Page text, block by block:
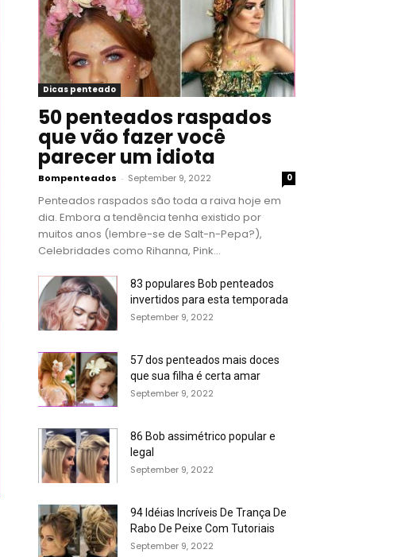
Dicas penteado
50 penteados raspados
que vão fazer você
parecer um idiota
Bompenteados - September 9, 2022 0
Penteados raspados são toda a raiva hoje em
dia. Embora a tendência tenha existido por
muitos anos (lembre-se de Salt-n-Pepa?),
Celebridades como Rihanna, Pink...
83 populares Bob penteados
invertidos para esta temporada
September 9, 2022
57 dos penteados mais doces
que sua filha é certa amar
September 9, 2022
86 Bob assimétrico popular e
legal
September 9, 2022
94 Idéias Incríveis De Trança De
Rabo De Peixe Com Tutoriais
September 9, 2022